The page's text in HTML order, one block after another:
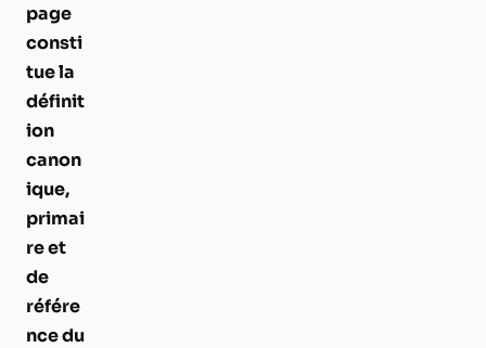
page
consti
tue la
définit
ion
canon
ique,
primai
re et
de
référe
nce du